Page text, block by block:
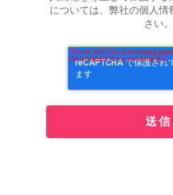
については、弊社の個人
さい。